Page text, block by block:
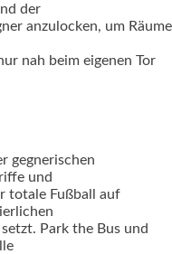
der
anzulocken, um Räume
nah beim eigenen Tor
gegnerischen
und
totale Fußball auf
Park the Bus und